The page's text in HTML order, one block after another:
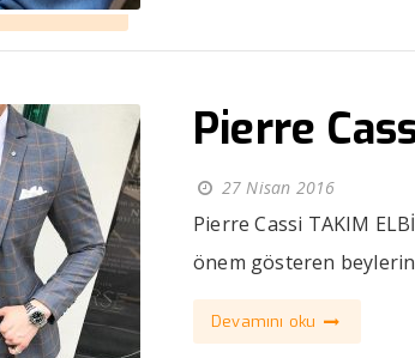
Pierre
27 Nisan 2016
Pierre Cassi TAKIM
önem gösteren beylerin
Devamını oku